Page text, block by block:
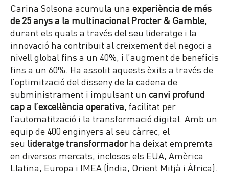
Carina Solsona acumula una experiència de més
de 25 anys a la multinacional Procter & Gamble
durant els quals a través del seu lideratge i la
innovació ha contribuït al creixement del negoci a
nivell global fins a un 40%, i l’augment de beneficis
fins a un 60%. Ha assolit aquests èxits a través de
l’optimització del disseny de la cadena de
subministrament i impulsant un canvi profund
cap a l’excel·lència operativa , facilitat per
l’automatització i la transformació digital. Amb un
equip de 400 enginyers al seu càrrec, el
seu lideratge transformadorha deixat empremta
en diversos mercats, inclosos els EUA, Amèrica
Llatina, Europa i IMEA (Índia, Orient Mitjà i Àfrica).